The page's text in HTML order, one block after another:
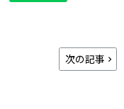
次の記事